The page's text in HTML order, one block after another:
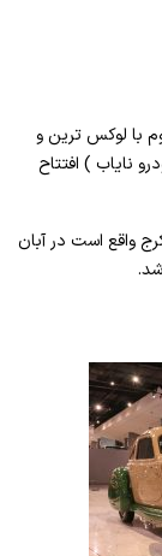
با لوکس ترین و
خودروهای تاریخی موجود در ایران (۶۱ خودرو نایاب ) افتتاح
تهران کرج واقع است در آبان